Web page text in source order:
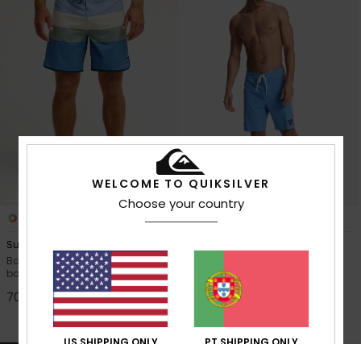
Surfsilk Scallop 18"
Boardshorts/Calções de
banho Azul Homem
70,00 €
Azul homem
70,00 € 30%
WELCOME TO QUIKSILVER
Choose your country